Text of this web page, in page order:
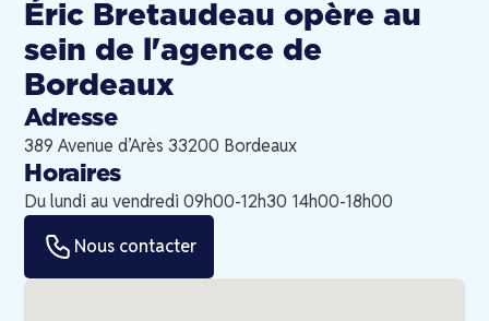
Éric Bretaudeau opère au
sein de l'agence de
Bordeaux
Adresse
389 Avenue d’Arès 33200 Bordeaux
Horaires
Du lundi au vendredi 09h00-12h30 14h00-18h00
Nous contacter